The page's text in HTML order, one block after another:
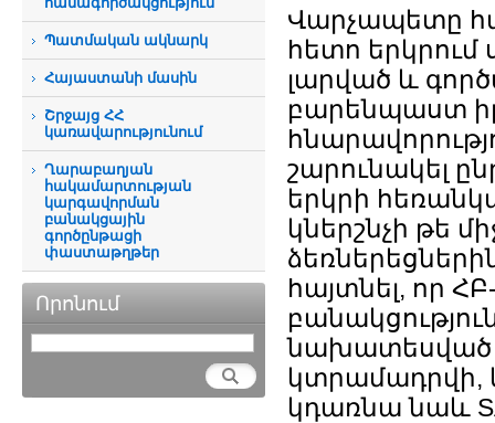
Պատմական ակնարկ
Հայաստանի մասին
Շրջայց ՀՀ
կառավարությունում
Ղարաբաղյան
հակամարտության
կարգավորման
բանակցային
գործընթացի
փաստաթղթեր
Որոնում
Վարչապետը
հետո
լարված և
բարենպաստ
շարունակել
երկրի
կներշնչի թե
հայտնել, որ
նախատեսված
կտրամադրվի,
կդառնա նաև